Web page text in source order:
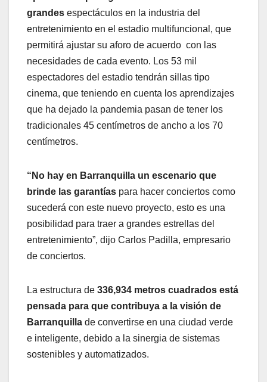
grandes espectáculos en la industria del
entretenimiento en el estadio multifuncional, que
permitirá ajustar su aforo de acuerdo con las
necesidades de cada evento. Los 53 mil
espectadores del estadio tendrán sillas tipo
cinema, que teniendo en cuenta los aprendizajes
que ha dejado la pandemia pasan de tener los
tradicionales 45 centímetros de ancho a los 70
centímetros.
“No hay en Barranquilla un escenario que
brinde las garantías para hacer conciertos como
sucederá con este nuevo proyecto, esto es una
posibilidad para traer a grandes estrellas del
entretenimiento”, dijo Carlos Padilla, empresario
de conciertos.
La estructura de 336,934 metros cuadrados está
pensada para que contribuya a la visión de
Barranquilla de convertirse en una ciudad verde
e inteligente, debido a la sinergia de sistemas
sostenibles y automatizados.